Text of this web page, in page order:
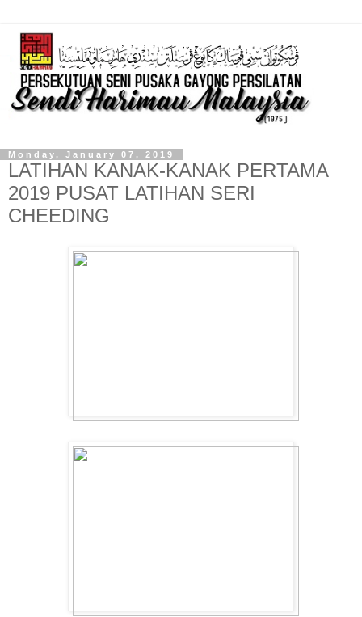
Monday, January 07, 2019
LATIHAN KANAK-KANAK PERTAMA
2019 PUSAT LATIHAN SERI
CHEEDING